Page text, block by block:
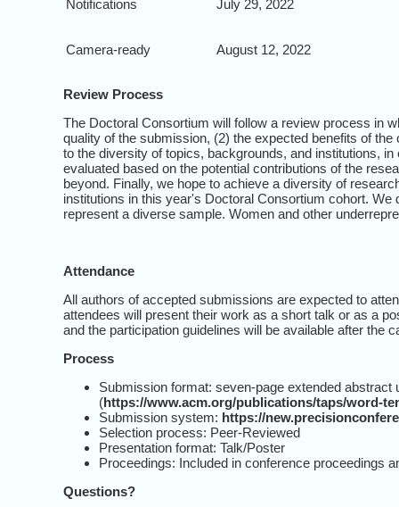
Notifications July 29, 2022
Camera-ready August 12, 2022
Review Process
The Doctoral Consortium will follow a review process in
quality of the submission, (2) the expected benefits of
to the diversity of topics, backgrounds, and institutions,
evaluated based on the potential contributions of the
beyond. Finally, we hope to achieve a diversity of
institutions in this year's Doctoral Consortium cohort.
represent a diverse sample. Women and other
Attendance
All authors of accepted submissions are expected to
attendees will present their work as a short talk or as a
and the participation guidelines will be available after the
Process
Submission format: seven-page extended abstract
(https://www.acm.org/publications/taps/word-
Submission system: https://
Selection process: Peer-Reviewed
Presentation format: Talk/Poster
Proceedings: Included in conference proceedings
Questions?